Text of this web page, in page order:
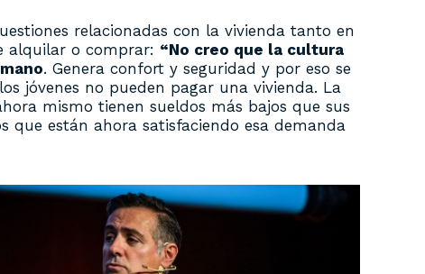
relacionadas con la vivienda tanto en
alquilar o comprar: “No creo que la cultura
. Genera confort y seguridad y por eso se
jóvenes no pueden pagar una vivienda. La
mismo tienen sueldos más bajos que sus
que están ahora satisfaciendo esa demanda